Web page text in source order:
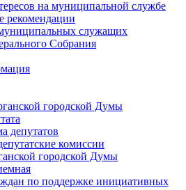
на муниципальной службе
рекомендации
служащих
Cобрания
городской Думы
депутатов
комиссии
городской Думы
по поддержке инициативных